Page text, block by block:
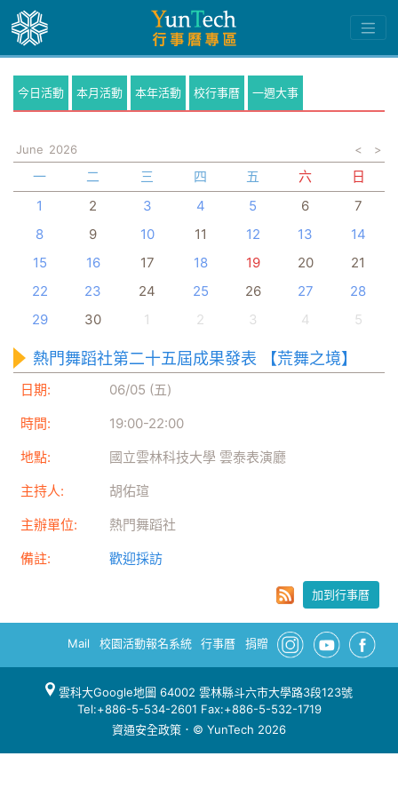
今日活動 本月活動 本年活動 校行事曆 一週大事
June 2026 < >
一 二 三 四 五 六
日
1
2 3 4 5 6
7
8
9 10 11 12 13
14
15
16 17 18 19 20
21
22
23 24 25 26 27
28
29
30 1 2 3 4 5
熱門舞蹈社第二十五屆成果發表 【荒舞之境】
日期:
06/05 (五)
時間:
19:00-22:00
地點:
國立雲林科技大學 雲泰表演廳
主持人:
胡佑瑄
主辦單位:
熱門舞蹈社
備註:
歡迎採訪
加到行事曆
Mail 校園活動報名系統 行事曆 捐贈
雲科大Google地圖 64002 雲林縣斗六市大學路3段123號
Tel:+886-5-534-2601 Fax:+886-5-532-1719
資通安全政策 ．© YunTech 2026